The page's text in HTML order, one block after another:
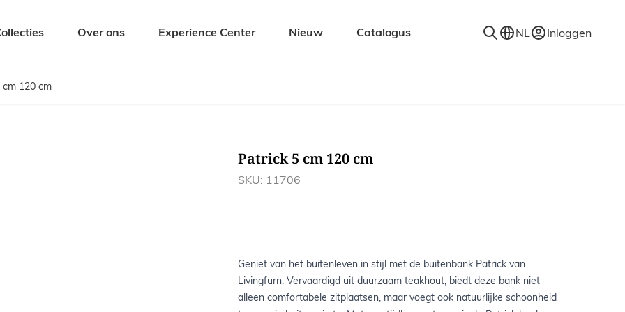
Tuinstoelen
Ligbedden
Over ons Experience Center Nieuw Catalogus NL Inloggen
cm 120 cm
Patrick 5 cm 120 cm
SKU: 11706
Geniet van het buitenleven in stijl met de buitenbank Patrick van
Livingfurn. Vervaardigd uit duurzaam teakhout, biedt deze bank niet
alleen comfortabele zitplaatsen, maar voegt ook natuurlijke schoonheid